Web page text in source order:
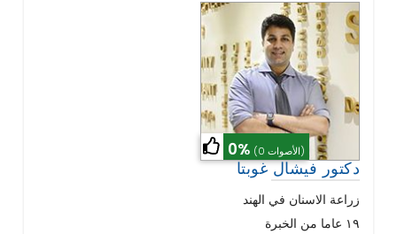
0% (0 الأصوات)
دكتور فيشال غوبتا
١٩ عاما من الخبرة